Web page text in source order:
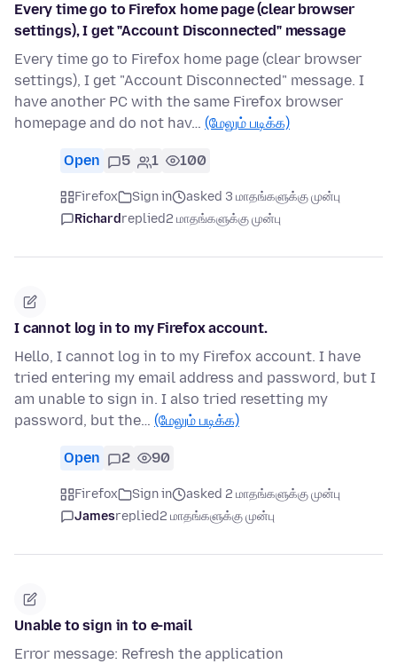
Every time go to Firefox home page (clear browser
settings), I get "Account Disconnected" message
Every time go to Firefox home page (clear browser
settings), I get "Account Disconnected" message. I
have another PC with the same Firefox browser
homepage and do not hav… (மேலும் படிக்க)
Open 5 1 100
Firefox Sign in
asked 3 மாதங்களுக்கு முன்பு
Richardreplied2 மாதங்களுக்கு முன்பு
I cannot log in to my Firefox account.
Hello, I cannot log in to my Firefox account. I have
tried entering my email address and password, but I
am unable to sign in. I also tried resetting my
password, but the… (மேலும் படிக்க)
Open 2 90
Firefox Sign in
asked 2 மாதங்களுக்கு முன்பு
Jamesreplied2 மாதங்களுக்கு முன்பு
Unable to sign in to e-mail
Error message: Refresh the application